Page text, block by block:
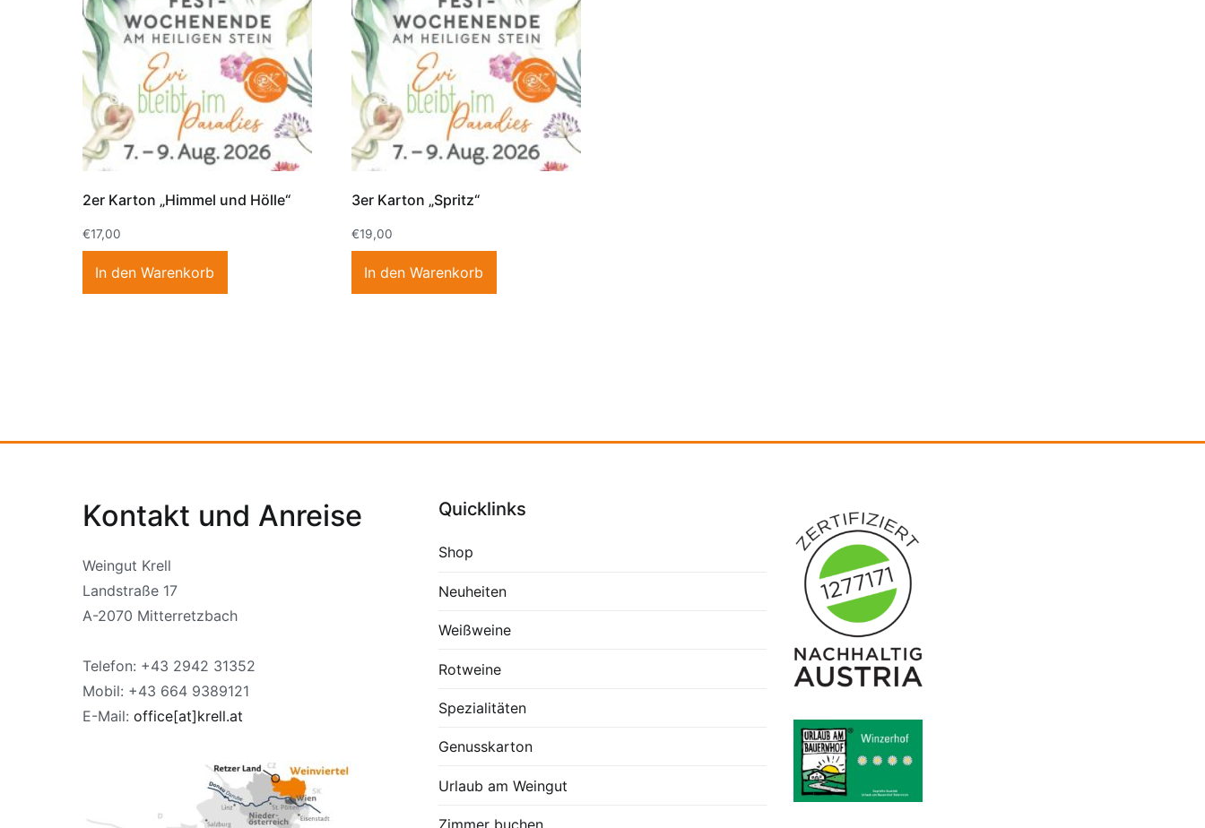
2er Karton „Himmel und Hölle“
€17,00
In den Warenkorb
3er Karton „Spritz“
€19,00
In den Warenkorb
Kontakt und Anreise
Weingut Krell
Landstraße 17
A-2070 Mitterretzbach
Telefon: +43 2942 31352
Mobil: +43 664 9389121
E-Mail: office[at]krell.at
Quicklinks
Shop
Neuheiten
Weißweine
Rotweine
Spezialitäten
Genusskarton
Urlaub am Weingut